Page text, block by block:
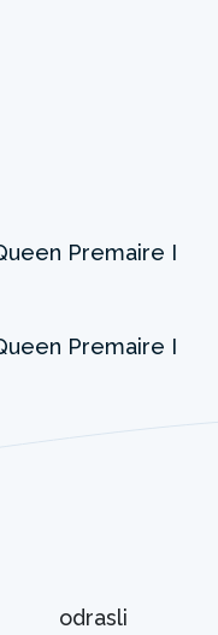
odrasli